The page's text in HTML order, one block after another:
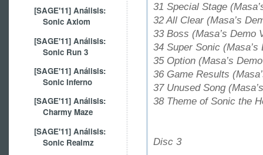
[SAGE'11] Análisis:
Sonic Axiom
[SAGE'11] Análisis:
Sonic Run 3
[SAGE'11] Análisis:
Sonic Inferno
[SAGE'11] Análisis:
Charmy Maze
[SAGE'11] Análisis:
Sonic Realmz
31 Special Stage
32 All Clear (Masa’s
33 Boss (Masa’s Demo
34 Super Sonic (Masa’s
35 Option (Masa’s
36 Game Results
37 Unused Song
38 Theme of Sonic the
Disc 3